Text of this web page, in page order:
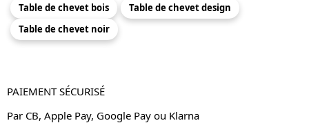
Table de chevet bois
Table de chevet design
Table de chevet noir
PAIEMENT SÉCURISÉ
Par CB, Apple Pay, Google Pay ou Klarna